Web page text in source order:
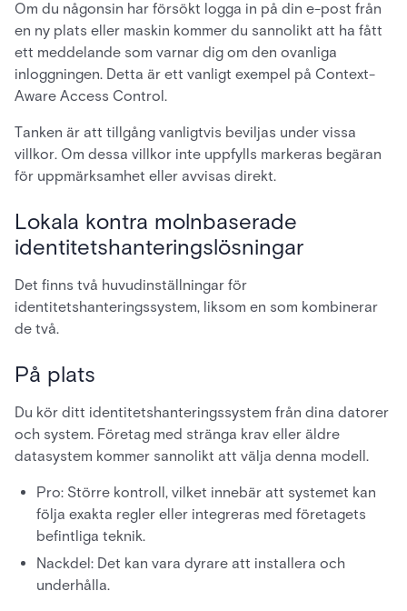
Om du någonsin har försökt logga in på din e-post från
en ny plats eller maskin kommer du sannolikt att ha fått
ett meddelande som varnar dig om den ovanliga
inloggningen. Detta är ett vanligt exempel på Context-
Aware Access Control.
Tanken är att tillgång vanligtvis beviljas under vissa
villkor. Om dessa villkor inte uppfylls markeras begäran
för uppmärksamhet eller avvisas direkt.
Lokala kontra molnbaserade
identitetshanteringslösningar
Det finns två huvudinställningar för
identitetshanteringssystem, liksom en som kombinerar
de två.
På plats
Du kör ditt identitetshanteringssystem från dina datorer
och system. Företag med stränga krav eller äldre
datasystem kommer sannolikt att välja denna modell.
Pro: Större kontroll, vilket innebär att systemet kan
följa exakta regler eller integreras med företagets
befintliga teknik.
Nackdel: Det kan vara dyrare att installera och
underhålla.